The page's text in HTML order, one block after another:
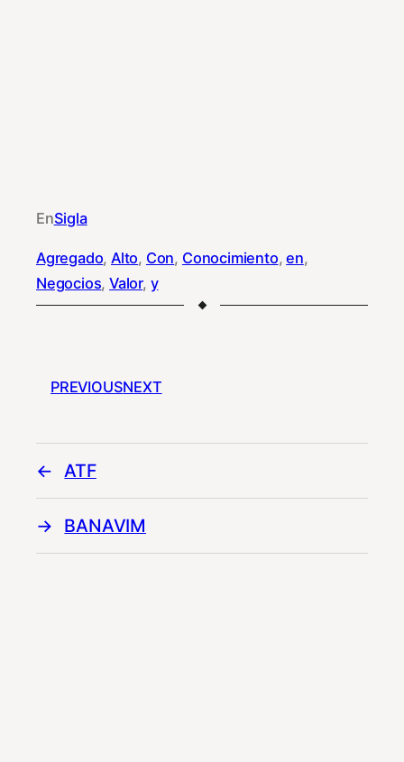
EnSigla
Agregado, Alto, Con, Conocimiento, en
Negocios, Valor, y
PREVIOUSNEXT
ATF
BANAVIM